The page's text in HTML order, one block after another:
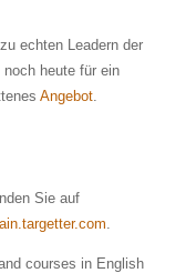
echten Leadern der
heute für ein
Angebot.
Sie auf
courses in English